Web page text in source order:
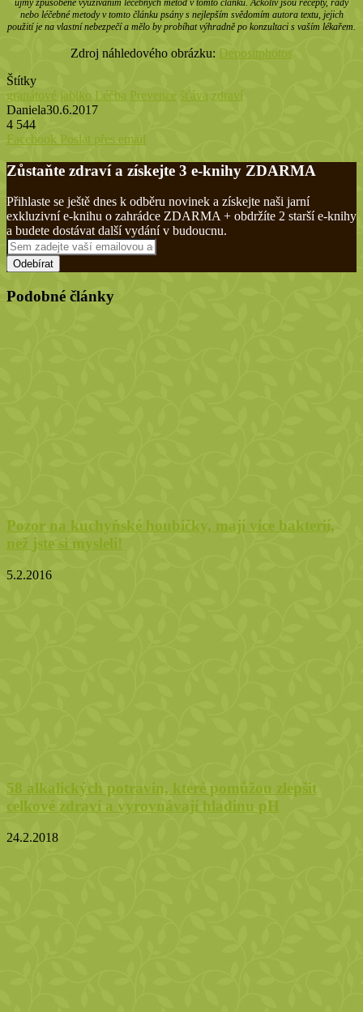
újmy způsobené využíváním léčebných metod v tomto článku. Ačkoliv jsou recepty, rady
nebo léčebné metody v tomto článku psány s nejlepším svědomím autora textu, jejich
použití je na vlastní nebezpečí a mělo by probíhat výhradně po konzultaci s vaším lékařem.
Zdroj náhledového obrázku: Depositphotos
Štítky
granátové jablko Léčba Prevence šťáva zdraví
Daniela30.6.2017
4 544
Facebook Poslat přes email
Zůstaňte zdraví a získejte 3 e-knihy ZDARMA
Přihlaste se ještě dnes k odběru novinek a získejte naši jarní
exkluzivní e-knihu o zahrádce ZDARMA + obdržíte 2 starší e-knihy
a budete dostávat další vydání v budoucnu.
Sem
zadejte
vaší
emailovou
adresu
Podobné články
Pozor na kuchyňské houbičky, mají více bakterií,
než jste si mysleli!
5.2.2016
58 alkalických potravin, které pomůžou zlepšit
celkové zdraví a vyrovnávají hladinu pH
24.2.2018